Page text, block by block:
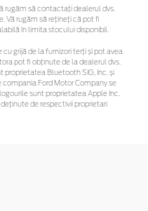
rugăm să contactaţi dealerul dvs.
Vă rugăm să rețineți că pot fi
în limita stocului disponibil.
grijă de la furnizori terți și pot avea
pot fi obținute de la dealerul dvs.
proprietatea Bluetooth SIG, Inc. și
Ford Motor Company se
sunt proprietatea Apple Inc.
de respectivii proprietari